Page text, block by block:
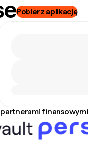
Pobierz aplikację
finansowymi